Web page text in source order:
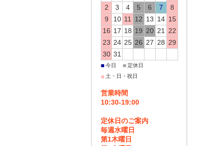
2
3 4 5 6 7
8
9
10 11 12 13 14 15
16 17 18 19 20 21
22
23 24 25 26 27 28 29
30 31
■ 今日 ■ 定休日
■ 土・日・祝日
営業時間
10:30-19:00
定休日のご案内
毎週水曜日
第1木曜日